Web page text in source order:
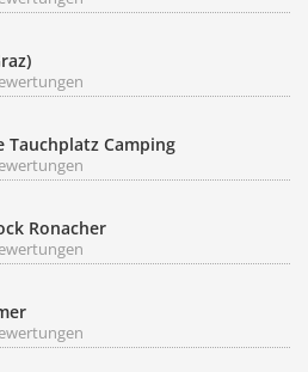
Tauchplatz Camping
Ronacher